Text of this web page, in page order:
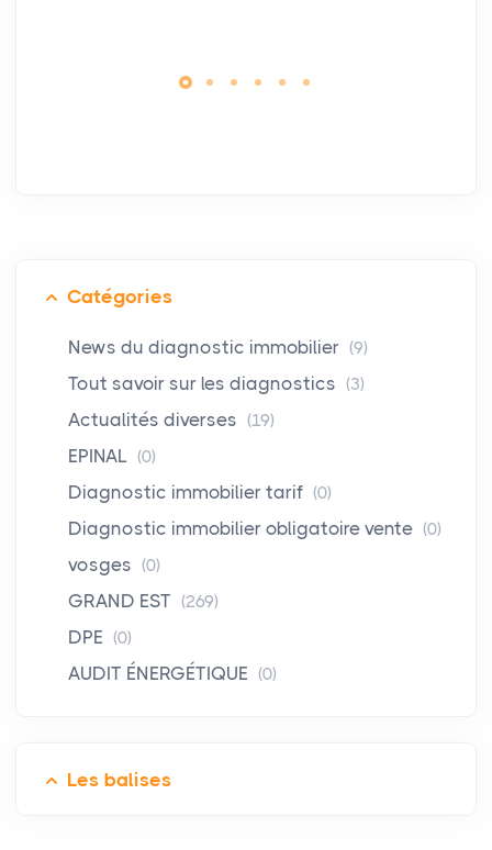
Catégories
News du diagnostic immobilier (9)
Tout savoir sur les diagnostics (3)
Actualités diverses (19)
EPINAL (0)
Diagnostic immobilier tarif (0)
Diagnostic immobilier obligatoire vente (0)
vosges (0)
GRAND EST (269)
DPE (0)
AUDIT ÉNERGÉTIQUE (0)
Les balises